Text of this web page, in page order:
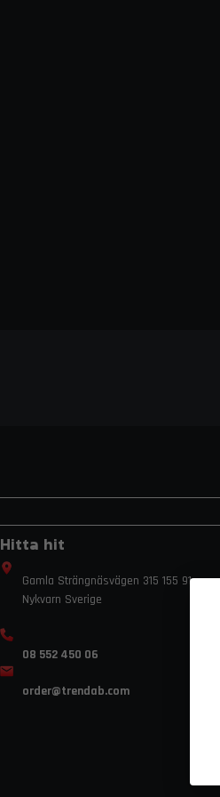
Hitta hit
Gamla Strängnäsvägen 315 155 91
Nykvarn Sverige
08 552 450 06
order@trendab.com